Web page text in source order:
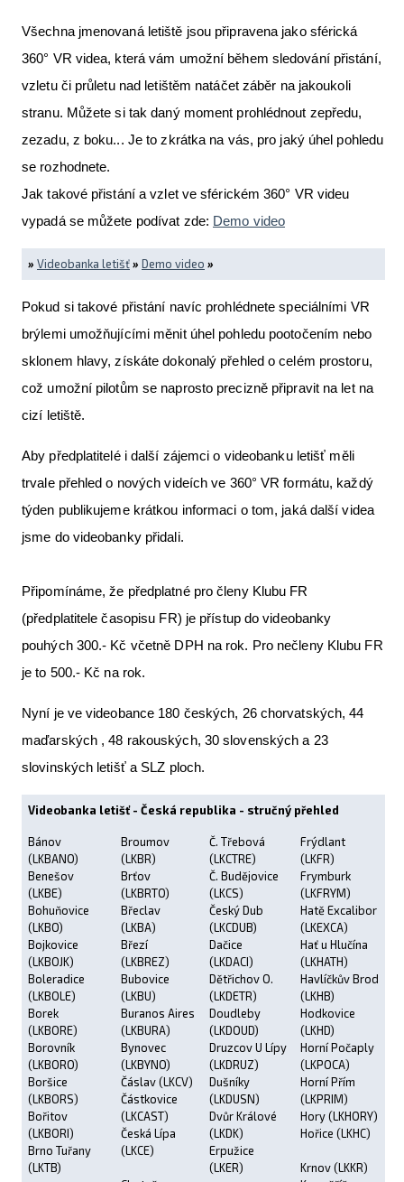
Všechna jmenovaná letiště jsou připravena jako sférická
360° VR videa, která vám umožní během sledování přistání,
vzletu či průletu nad letištěm natáčet záběr na jakoukoli
stranu. Můžete si tak daný moment prohlédnout zepředu,
zezadu, z boku... Je to zkrátka na vás, pro jaký úhel pohledu
se rozhodnete.
Jak takové přistání a vzlet ve sférickém 360° VR videu
vypadá se můžete podívat zde: Demo video
» Videobanka letišť» Demo video »
Pokud si takové přistání navíc prohlédnete speciálními VR
brýlemi umožňujícími měnit úhel pohledu pootočením nebo
sklonem hlavy, získáte dokonalý přehled o celém prostoru,
což umožní pilotům se naprosto precizně připravit na let na
cizí letiště.
Aby předplatitelé i další zájemci o videobanku letišť měli
trvale přehled o nových videích ve 360° VR formátu, každý
týden publikujeme krátkou informaci o tom, jaká další videa
jsme do videobanky přidali.
Připomínáme, že předplatné pro členy Klubu FR
(předplatitele časopisu FR) je přístup do videobanky
pouhých 300.- Kč včetně DPH na rok. Pro nečleny Klubu FR
je to 500.- Kč na rok.
Nyní je ve videobance 180 českých, 26 chorvatských, 44
maďarských , 48 rakouských, 30 slovenských a 23
slovinských letišť a SLZ ploch.
Videobanka letišť - Česká republika - stručný přehled
Bánov
(LKBANO)
Benešov
(LKBE)
Bohuňovice
(LKBO)
Bojkovice
(LKBOJK)
Boleradice
(LKBOLE)
Borek
(LKBORE)
Borovník
(LKBORO)
Boršice
(LKBORS)
Bořitov
(LKBORI)
Brno Tuřany
(LKTB)
Broumov
(LKBR)
Brťov
(LKBRTO)
Břeclav
(LKBA)
Březí
(LKBREZ)
Bubovice
(LKBU)
Buranos Aires
(LKBURA)
Bynovec
(LKBYNO)
Čáslav (LKCV)
Částkovice
(LKCAST)
Česká Lípa
(LKCE)
Č. Třebová
(LKCTRE)
Č. Budějovice
(LKCS)
Český Dub
(LKCDUB)
Dačice
(LKDACI)
Dětřichov O.
(LKDETR)
Doudleby
(LKDOUD)
Druzcov U Lípy
(LKDRUZ)
Dušníky
(LKDUSN)
Dvůr Králové
(LKDK)
Erpužice
(LKER)
Frýdlant
(LKFR)
Frymburk
(LKFRYM)
Hatě Excalibor
(LKEXCA)
Hať u Hlučína
(LKHATH)
Havlíčkův Brod
(LKHB)
Hodkovice
(LKHD)
Horní Počaply
(LKPOCA)
Horní Přím
(LKPRIM)
Hory (LKHORY)
Hořice (LKHC)
Krnov (LKKR)